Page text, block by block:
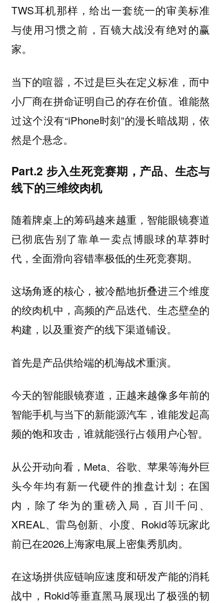
TWS耳机那样，给出一套统一的审美标准
与使用习惯之前，百镜大战没有绝对的赢
家。
当下的喧嚣，不过是巨头在定义标准，而中
小厂商在拼命证明自己的存在价值。谁能熬
过这个没有“iPhone时刻”的漫长暗战期，依
然是个悬念。
Part.2 步入生死竞赛期，产品、生态与
线下的三维绞肉机
随着牌桌上的筹码越来越重，智能眼镜赛道
已彻底告别了靠单一卖点博眼球的草莽时
代，全面滑向容错率极低的生死竞赛期。
这场角逐的核心，被冷酷地折叠进三个维度
的绞肉机中，高频的产品迭代、生态壁垒的
构建，以及重资产的线下渠道铺设。
首先是产品供给端的机海战术重演。
今天的智能眼镜赛道，正越来越像多年前的
智能手机与当下的新能源汽车，谁能发起高
频的饱和攻击，谁就能强行占领用户心智。
从公开动向看，Meta、谷歌、苹果等海外巨
头今年均有新一代硬件的推盘计划；在国
内，除了华为的重磅入局，百川千问、
XREAL、雷鸟创新、小度、Rokid等玩家此
前已在2026上海家电展上密集秀肌肉。
在这场拼供应链响应速度和研发产能的消耗
战中，Rokid等垂直黑马展现出了极强的韧